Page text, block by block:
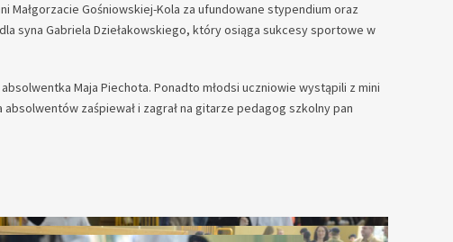
Małgorzacie Gośniowskiej-Kola za ufundowane stypendium oraz
syna Gabriela Dziełakowskiego, który osiąga sukcesy sportowe w
Maja Piechota. Ponadto młodsi uczniowie wystąpili z mini
zaśpiewał i zagrał na gitarze pedagog szkolny pan